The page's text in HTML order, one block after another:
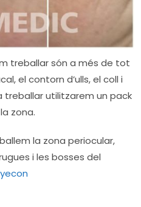
treballar són a més de tot
el contorn d’ulls, el coll i
treballar utilitzarem un pack
zona.
la zona periocular,
i les bosses del